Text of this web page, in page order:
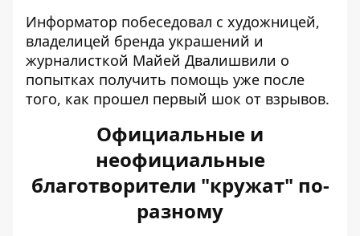
Информатор побеседовал с художницей,
владелицей бренда украшений и
журналисткой Майей Двалишвили о
попытках получить помощь уже после
того, как прошел первый шок от взрывов.
Официальные и
неофициальные
благотворители "кружат" по-
разному